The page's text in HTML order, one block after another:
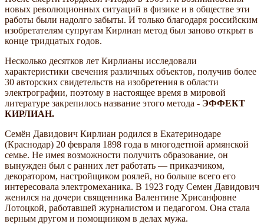
новых революционных ситуаций в физике и в обществе эти
работы были надолго забыты. И только благодаря российским
изобретателям супругам Кирлиан метод был заново открыт в
конце тридцатых годов.
Несколько десятков лет Кирлианы исследовали
характеристики свечения различных объектов, получив более
30 авторских свидетельств на изобретения в области
электрографии, поэтому в настоящее время в мировой
литературе закрепилось название этого метода - ЭФФЕКТ
КИРЛИАН.
Семён Давидович Кирлиан родился в Екатеринодаре
(Краснодар) 20 февраля 1898 года в многодетной армянской
семье. Не имея возможности получить образование, он
вынужден был с ранних лет работать — приказчиком,
декоратором, настройщиком роялей, но больше всего его
интересовала электромеханика. В 1923 году Семен Давидович
женился на дочери священника Валентине Хрисанфовне
Лотоцкой, работавшей журналистом и педагогом. Она стала
верным другом и помощником в делах мужа.